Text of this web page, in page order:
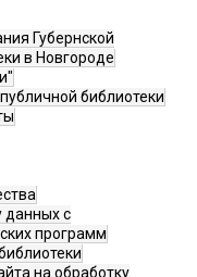
Губернской
в Новгороде
библиотеки
данных с
программ
на обработку